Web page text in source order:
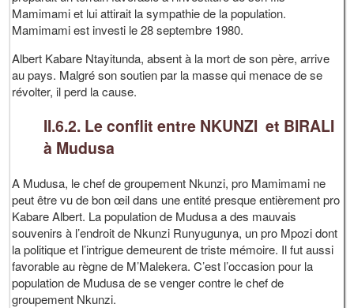
Mamimami et lui attirait la sympathie de la population.
Mamimami est investi le 28 septembre 1980.
Albert Kabare Ntayitunda, absent à la mort de son père, arrive
au pays. Malgré son soutien par la masse qui menace de se
révolter, il perd la cause.
II.6.2. Le conflit entre NKUNZI et BIRALI
à Mudusa
A Mudusa, le chef de groupement Nkunzi, pro Mamimami ne
peut être vu de bon œil dans une entité presque entièrement pro
Kabare Albert. La population de Mudusa a des mauvais
souvenirs à l’endroit de Nkunzi Runyugunya, un pro Mpozi dont
la politique et l’intrigue demeurent de triste mémoire. Il fut aussi
favorable au règne de M’Malekera. C’est l’occasion pour la
population de Mudusa de se venger contre le chef de
groupement Nkunzi.